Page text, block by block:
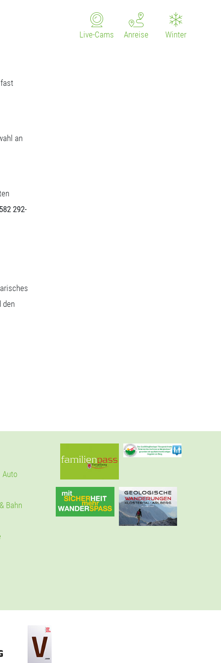
Winter
Anreise
Live-Cams
an
292-
den
Auto
Bahn